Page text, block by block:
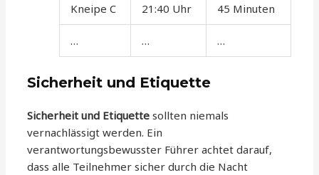
Kneipe C 21:40 Uhr 45 Minuten
… … …
Sicherheit und Etiquette
Sicherheit und Etiquette sollten niemals
vernachlässigt werden. Ein
verantwortungsbewusster Führer achtet darauf,
dass alle Teilnehmer sicher durch die Nacht